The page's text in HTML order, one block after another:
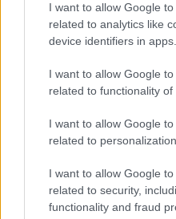
I want to allow Google
related to analytics like
device identifiers in apps.
I want to allow Google
related to functionality of
I want to allow Google
related to personalization.
I want to allow Google
related to security,
functionality and fraud